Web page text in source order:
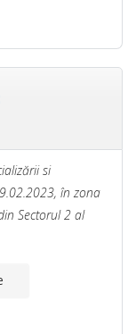
si
în zona
Sectorul 2 al